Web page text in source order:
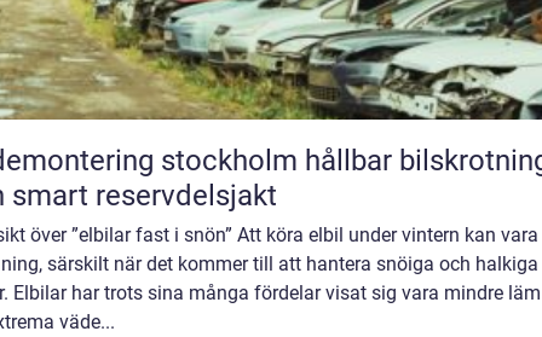
stockholm hållbar bilskrotning
smart reservdelsjakt
över ”elbilar fast i snön” Att köra elbil under vintern kan vara
särskilt när det kommer till att hantera snöiga och halkiga
Elbilar har trots sina många fördelar visat sig vara mindre
väde...